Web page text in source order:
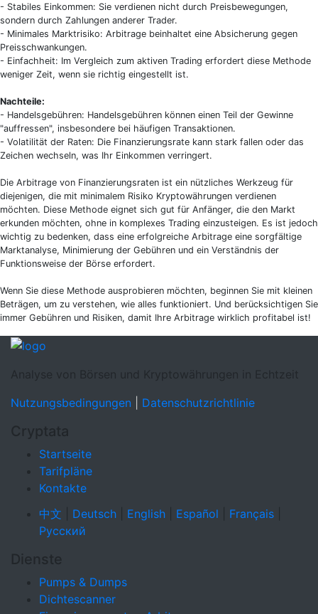
- Stabiles Einkommen: Sie verdienen nicht durch Preisbewegungen,
sondern durch Zahlungen anderer Trader.
- Minimales Marktrisiko: Arbitrage beinhaltet eine Absicherung gegen
Preisschwankungen.
- Einfachheit: Im Vergleich zum aktiven Trading erfordert diese Methode
weniger Zeit, wenn sie richtig eingestellt ist.
Nachteile:
- Handelsgebühren: Handelsgebühren können einen Teil der Gewinne
"auffressen", insbesondere bei häufigen Transaktionen.
- Volatilität der Raten: Die Finanzierungsrate kann stark fallen oder das
Zeichen wechseln, was Ihr Einkommen verringert.
Die Arbitrage von Finanzierungsraten ist ein nützliches Werkzeug für
diejenigen, die mit minimalem Risiko Kryptowährungen verdienen
möchten. Diese Methode eignet sich gut für Anfänger, die den Markt
erkunden möchten, ohne in komplexes Trading einzusteigen. Es ist jedoch
wichtig zu bedenken, dass eine erfolgreiche Arbitrage eine sorgfältige
Marktanalyse, Minimierung der Gebühren und ein Verständnis der
Funktionsweise der Börse erfordert.
Wenn Sie diese Methode ausprobieren möchten, beginnen Sie mit kleinen
Beträgen, um zu verstehen, wie alles funktioniert. Und berücksichtigen Sie
immer Gebühren und Risiken, damit Ihre Arbitrage wirklich profitabel ist!
Analyse von Börsen und Kryptowährungen in Echtzeit
Nutzungsbedingungen
Datenschutzrichtlinie
Cryptata
Startseite
Tarifpläne
Kontakte
中文
Deutsch English Español Français
Русский
Dienste
Pumps & Dumps
Dichtescanner